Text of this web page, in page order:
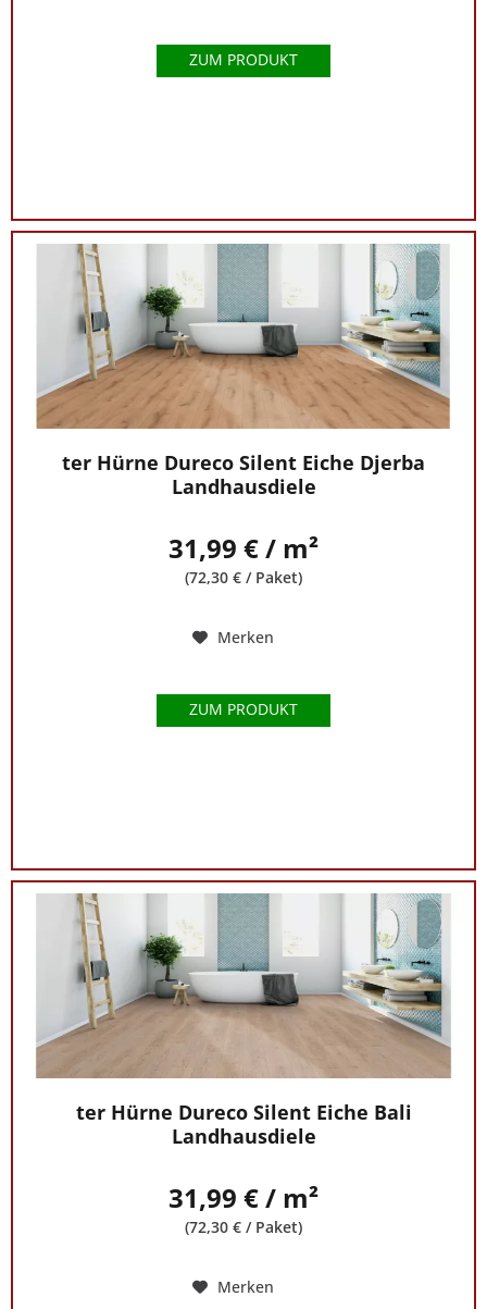
ZUM PRODUKT
ter Hürne Dureco Silent Eiche Djerba
Landhausdiele
31,99 € / m²
(72,30 € / Paket)
Merken
ZUM PRODUKT
ter Hürne Dureco Silent Eiche Bali
Landhausdiele
31,99 € / m²
(72,30 € / Paket)
Merken